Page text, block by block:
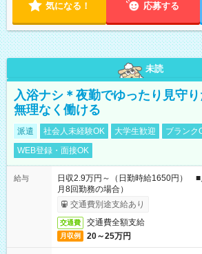
気になる！ 応募する
未読
入浴ナシ＊夜勤でゆったり見守
無理なく働ける
派遣 社会人未経験OK 大学生歓迎
ブランク
WEB登録・面接OK
給与
日収2.9万円～（日勤時給1650円）
月8回勤務の場合）
交通費別途支給あり
交通費 交通費全額支給
月収例 20～25万円